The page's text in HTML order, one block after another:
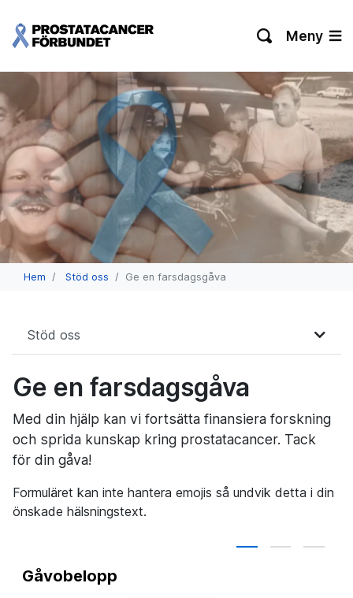
Meny
Hem Stöd oss Ge en farsdagsgåva
Stöd oss
Ge en farsdagsgåva
Med din hjälp kan vi fortsätta finansiera forskning
och sprida kunskap kring prostatacancer. Tack
för din gåva!
Formuläret kan inte hantera emojis så undvik detta i din
önskade hälsningstext.